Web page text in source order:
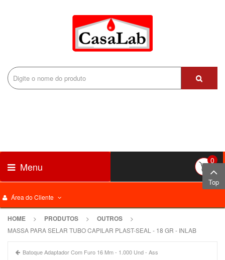
Área do Cliente
Menu 0
HOME > PRODUTOS > OUTROS
>
MASSA PARA SELAR TUBO CAPILAR PLAST-SEAL - 18 GR - INLAB
Batoque Adaptador Com Furo 16 Mm - 1.000 Und - Ass
Top